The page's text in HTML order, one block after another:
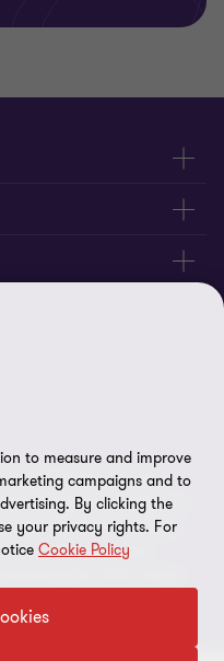
saklıdır. "Grant
bağlı bulunduğu ve
hizmetleri verdikleri
Türkiye, Grant
Hizmetler, üye
bir müşteriye hizmet
to measure and improve
campaigns and to
By clicking the
your privacy rights. For
Cookie Policy